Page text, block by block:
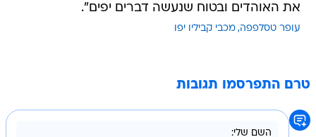
את האוהדים ובטוח שנעשה דברים יפים".
עופר טסלפפה מכבי קביליו יפו
טרם התפרסמו תגובות